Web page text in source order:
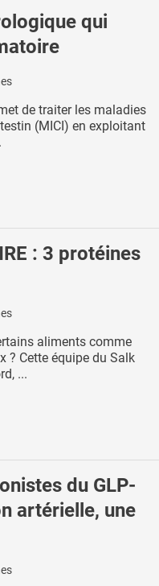
qui
de traiter les maladies
(MICI) en exploitant
: 3 protéines
aliments comme
? Cette équipe du Salk
...
du GLP-
artérielle, une